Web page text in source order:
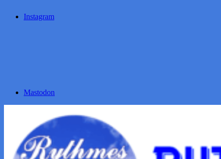
Instagram
Mastodon